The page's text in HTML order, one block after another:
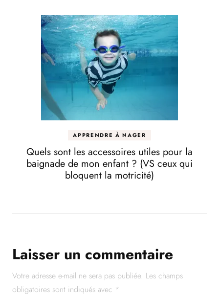
APPRENDRE À NAGER
Quels sont les accessoires utiles pour la
baignade de mon enfant ? (VS ceux qui
bloquent la motricité)
Laisser un commentaire
Votre adresse e-mail ne sera pas publiée. Les champs
obligatoires sont indiqués avec *